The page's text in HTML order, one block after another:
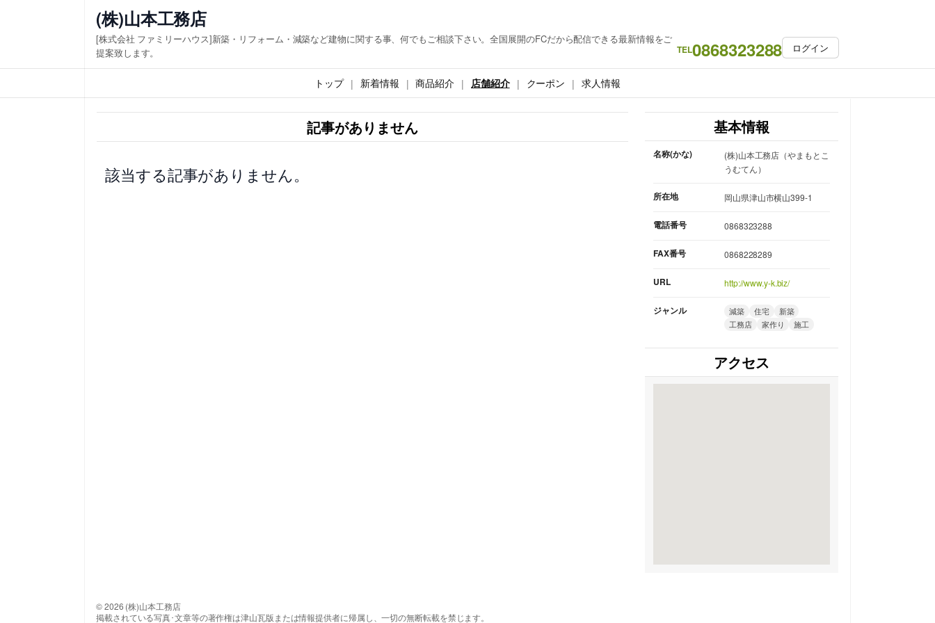
ス
キ
(株)山本工務店
[株式会社 ファミリーハウス]新築・リフォーム・減築など建物に関する事、何でもご相談下さい。全国展開のFCだから配信できる最新情報をご
提案致します。
TEL0868323288 ログイン
トップ 新着情報 商品紹介 店舗紹介 クーポン 求人情報
記事がありません
該当する記事がありません。
基本情報
名称(かな)
(株)山本工務店（やまもとこ
うむてん）
所在地 岡山県津山市横山399-1
電話番号 0868323288
FAX番号 0868228289
URL http://www.y-k.biz/
ジャンル 減築 住宅
新築
工務店
家作り 施工
アクセス
© 2026 (株)山本工務店
掲載されている写真･文章等の著作権は津山瓦版または情報提供者に帰属し、一切の無断転載を禁じます。